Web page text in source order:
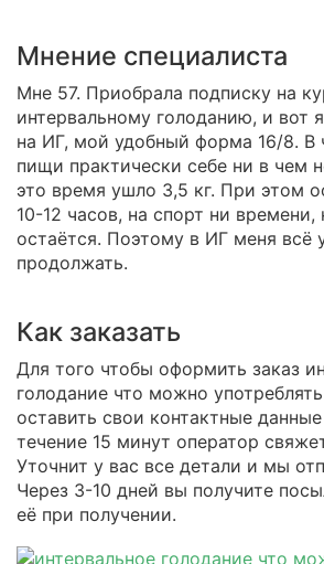
Мнение специалиста
Мне 57. Приобрала подписку на
интервальному голоданию, и вот
на ИГ, мой удобный форма 16/8. В
пищи практически себе ни в чем
это время ушло 3,5 кг. При этом
10-12 часов, на спорт ни времени,
остаётся. Поэтому в ИГ меня всё
продолжать.
Как заказать
Для того чтобы оформить заказ
голодание что можно
оставить свои контактные
течение 15 минут оператор
Уточнит у вас все детали и мы
Через 3-10 дней вы получите
её при получении.